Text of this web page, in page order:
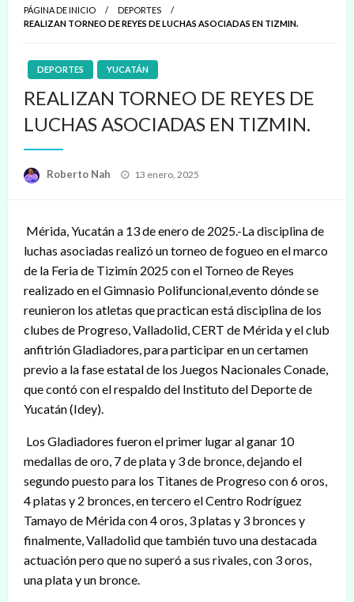
PÁGINA DE INICIO
DEPORTES
REALIZAN TORNEO DE REYES DE LUCHAS ASOCIADAS EN TIZMIN.
DEPORTES YUCATÁN
REALIZAN TORNEO DE REYES DE
LUCHAS ASOCIADAS EN TIZMIN.
Roberto Nah
Publicado
13 enero, 2025
Mérida, Yucatán a 13 de enero de 2025.-La disciplina de
luchas asociadas realizó un torneo de fogueo en el marco
de la Feria de Tizimín 2025 con el Torneo de Reyes
realizado en el Gimnasio Polifuncional,evento dónde se
reunieron los atletas que practican está disciplina de los
clubes de Progreso, Valladolid, CERT de Mérida y el club
anfitrión Gladiadores, para participar en un certamen
previo a la fase estatal de los Juegos Nacionales Conade,
que contó con el respaldo del Instituto del Deporte de
Yucatán (Idey).
Los Gladiadores fueron el primer lugar al ganar 10
medallas de oro, 7 de plata y 3 de bronce, dejando el
segundo puesto para los Titanes de Progreso con 6 oros,
4 platas y 2 bronces, en tercero el Centro Rodríguez
Tamayo de Mérida con 4 oros, 3 platas y 3 bronces y
finalmente, Valladolid que también tuvo una destacada
actuación pero que no superó a sus rivales, con 3 oros,
una plata y un bronce.